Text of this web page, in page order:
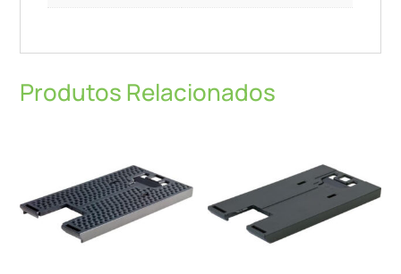
Produtos Relacionados